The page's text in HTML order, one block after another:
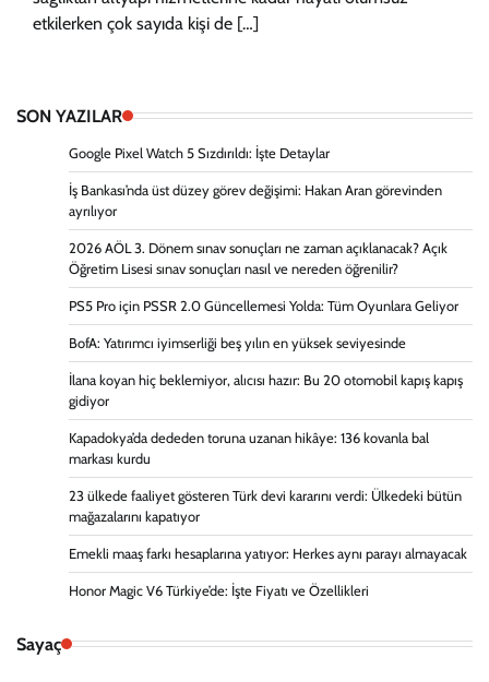
etkilerken çok sayıda kişi de […]
SON YAZILAR
Google Pixel Watch 5 Sızdırıldı: İşte Detaylar
İş Bankası’nda üst düzey görev değişimi: Hakan Aran görevinden
ayrılıyor
2026 AÖL 3. Dönem sınav sonuçları ne zaman açıklanacak? Açık
Öğretim Lisesi sınav sonuçları nasıl ve nereden öğrenilir?
PS5 Pro için PSSR 2.0 Güncellemesi Yolda: Tüm Oyunlara Geliyor
BofA: Yatırımcı iyimserliği beş yılın en yüksek seviyesinde
İlana koyan hiç beklemiyor, alıcısı hazır: Bu 20 otomobil kapış kapış
gidiyor
Kapadokya’da dededen toruna uzanan hikâye: 136 kovanla bal
markası kurdu
23 ülkede faaliyet gösteren Türk devi kararını verdi: Ülkedeki bütün
mağazalarını kapatıyor
Emekli maaş farkı hesaplarına yatıyor: Herkes aynı parayı almayacak
Honor Magic V6 Türkiye’de: İşte Fiyatı ve Özellikleri
Sayaç